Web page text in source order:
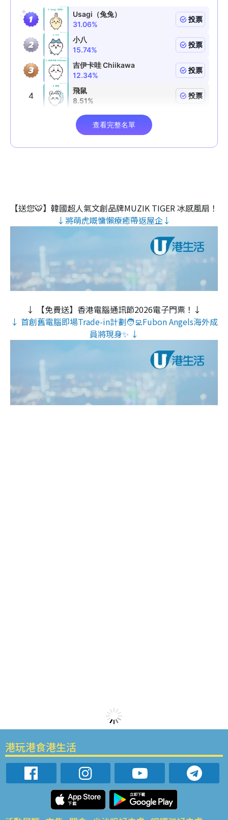
【送您🐯】韓國超人氣文創品牌MUZIK TIGER 冰感風扇！
↓將萌虎嘅慵懶療癒帶返屋企↓
↓ 【免費送】香港電腦通訊節2026電子門票！↓
↓ 首創舊電腦即場Trade-in計劃🧑‍💻Fubon Angels海外成
員將現身✨ ↓
港玩港食港生活